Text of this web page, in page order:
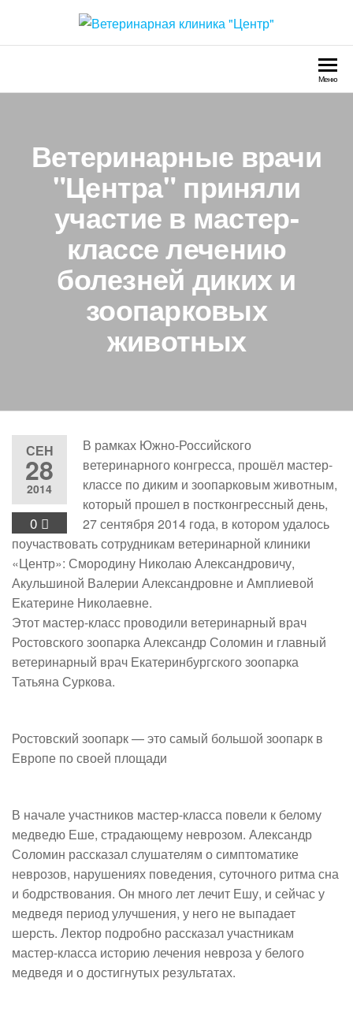
содержимомуВетеринарная клиника
Круглосуточно
Меню
Ветеринарные врачи
"Центра" приняли
участие в мастер-
классе лечению
болезней диких и
зоопарковых
животных
СЕН
28
2014
0
В рамках Южно-Российского
ветеринарного конгресса, прошёл мастер-
классе по диким и зоопарковым животным,
который прошел в постконгрессный день,
27 сентября 2014 года, в котором удалось
поучаствовать сотрудникам ветеринарной клиники
«Центр»: Смородину Николаю Александровичу,
Акульшиной Валерии Александровне и Амплиевой
Екатерине Николаевне.
Этот мастер-класс проводили ветеринарный врач
Ростовского зоопарка Александр Соломин и главный
ветеринарный врач Екатеринбургского зоопарка
Татьяна Суркова.
Ростовский зоопарк — это самый большой зоопарк в
Европе по своей площади
В начале участников мастер-класса повели к белому
медведю Еше, страдающему неврозом. Александр
Соломин рассказал слушателям о симптоматике
неврозов, нарушениях поведения, суточного ритма сна
и бодрствования. Он много лет лечит Ешу, и сейчас у
медведя период улучшения, у него не выпадает
шерсть. Лектор подробно рассказал участникам
мастер-класса историю лечения невроза у белого
медведя и о достигнутых результатах.